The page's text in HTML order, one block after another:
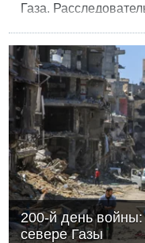
Газа.
200-й день
севере Газы